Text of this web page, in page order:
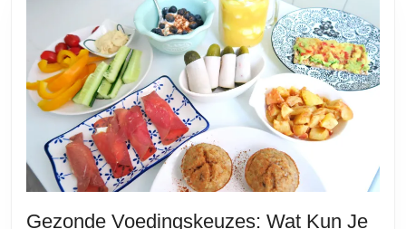
Gezonde Voedingskeuzes: Wat Kun Je